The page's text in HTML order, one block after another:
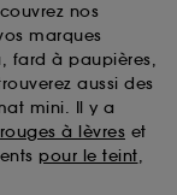
nos
marques
fard à paupières,
aussi des
mini. Il y a
rouges à lèvres et
pour le teint,